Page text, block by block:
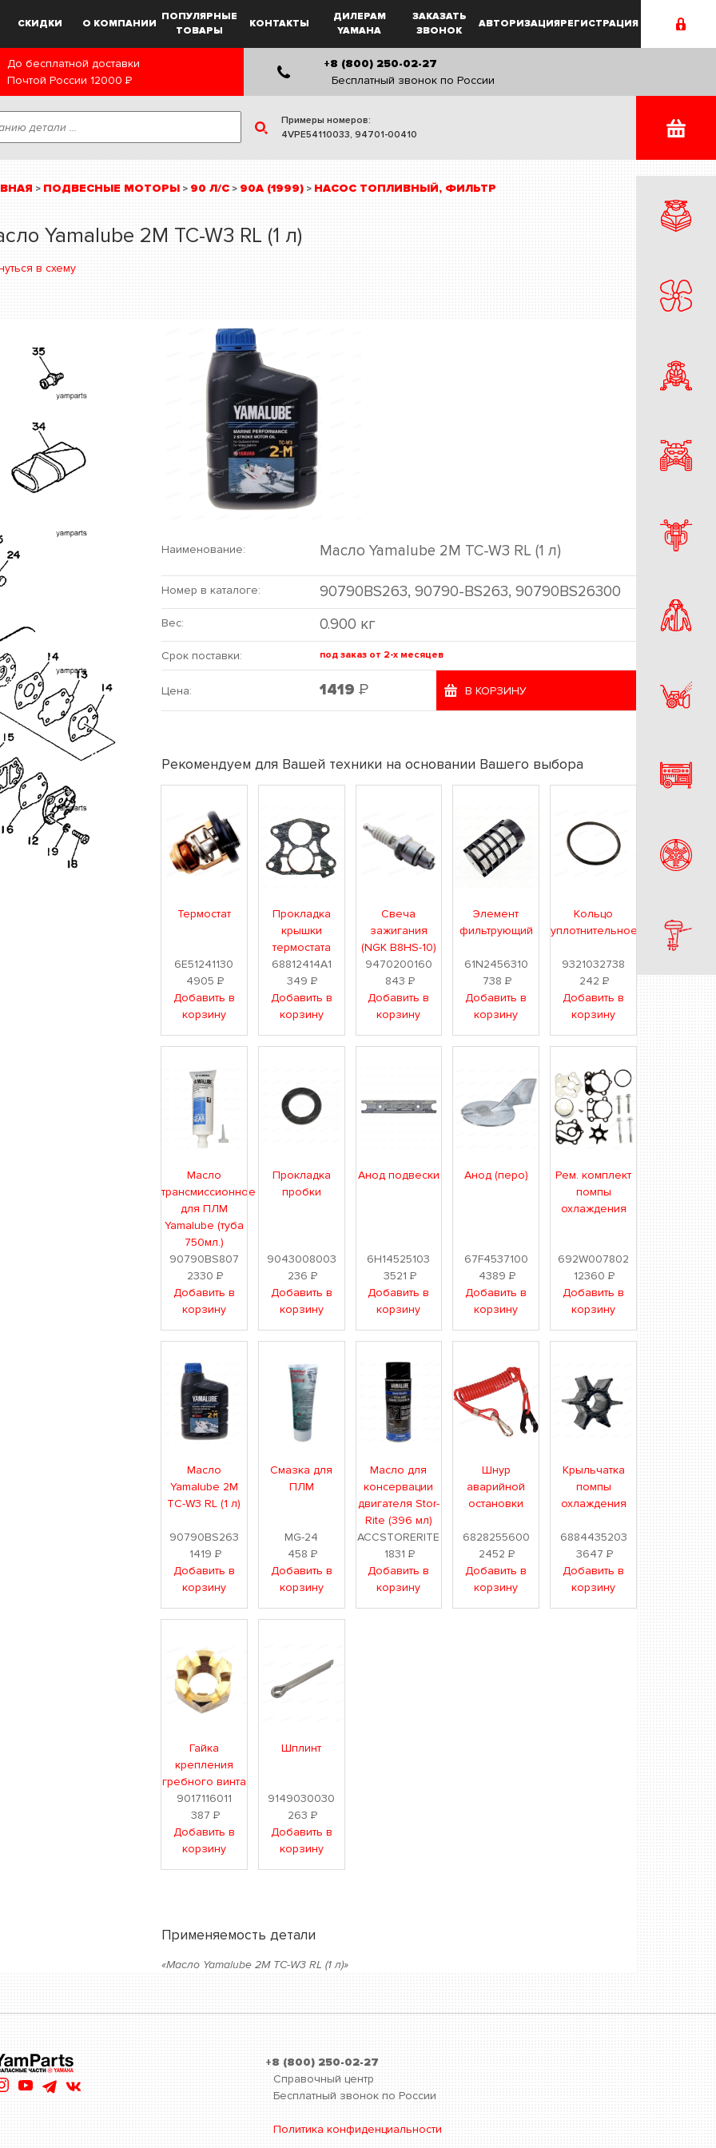
СКИДКИ О КОМПАНИИ
ПОПУЛЯРНЫЕ
ТОВАРЫ
КОНТАКТЫ
ДИЛЕРАМ
YAMAHA
ЗАКАЗАТЬ
ЗВОНОК
АВТОРИЗАЦИЯРЕГИСТРАЦИЯ
До бесплатной доставки
Почтой России 12000 Р
+8 (800) 250-02-27
Бесплатный звонок по России
Примеры номеров:
4VPE54110033, 94701-00410
> ПОДВЕСНЫЕ МОТОРЫ > 90 Л/С > 90A (1999) > НАСОС ТОПЛИВНЫЙ, ФИЛЬТР
Yamalube 2М TC-W3 RL (1 л)
в схему
Наименование: Масло Yamalube 2М TC-W3 RL (1 л)
Номер в каталоге: 90790BS263, 90790-BS263, 90790BS26300
Вес: 0.900 кг
Срок поставки: под заказ от 2-х месяцев
Цена: 1419 Р В КОРЗИНУ
Рекомендуем для Вашей техники на основании Вашего выбора
Термостат
6E51241130
4905Р
Добавить в
корзину
Прокладка
крышки
термостата
68812414A1
349Р
Добавить в
корзину
Свеча
зажигания
(NGK B8HS-10)
9470200160
843 Р
Добавить в
корзину
Элемент
фильтрующий
61N2456310
738 Р
Добавить в
корзину
Кольцо
уплотнительное
9321032738
242Р
Добавить в
корзину
Масло
трансмиссионное
для ПЛМ
Yamalube (туба
750мл.)
90790BS807
2330Р
Добавить в
корзину
Прокладка
пробки
9043008003
236 Р
Добавить в
корзину
Анод подвески
6H14525103
3521 Р
Добавить в
корзину
Анод (перо)
67F4537100
4389 Р
Добавить в
корзину
Рем. комплект
помпы
охлаждения
692W007802
12360Р
Добавить в
корзину
Масло
Yamalube 2М
TC-W3 RL (1 л)
90790BS263
1419 Р
Добавить в
корзину
Смазка для
ПЛМ
MG-24
458 Р
Добавить в
корзину
Масло для
консервации
двигателя Stor-
Rite (396 мл)
ACCSTORERITE
1831Р
Добавить в
корзину
Шнур
аварийной
остановки
6828255600
2452Р
Добавить в
корзину
Крыльчатка
помпы
охлаждения
6884435203
3647 Р
Добавить в
корзину
Гайка
крепления
гребного винта
9017116011
387 Р
Добавить в
корзину
Шплинт
9149030030
263 Р
Добавить в
корзину
Применяемость детали
«Масло Yamalube 2М TC-W3 RL (1 л)»
+8 (800) 250-02-27
Справочный центр
Бесплатный звонок по России
Политика конфиденциальности